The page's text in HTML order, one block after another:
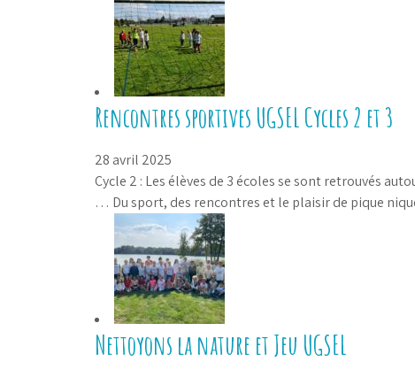
Rencontres sportives UGSEL Cycles 2 et 3
28 avril 2025
Cycle 2 : Les élèves de 3 écoles se sont retrouvés
… Du sport, des rencontres et le plaisir de pique
Nettoyons la nature et Jeu UGSEL